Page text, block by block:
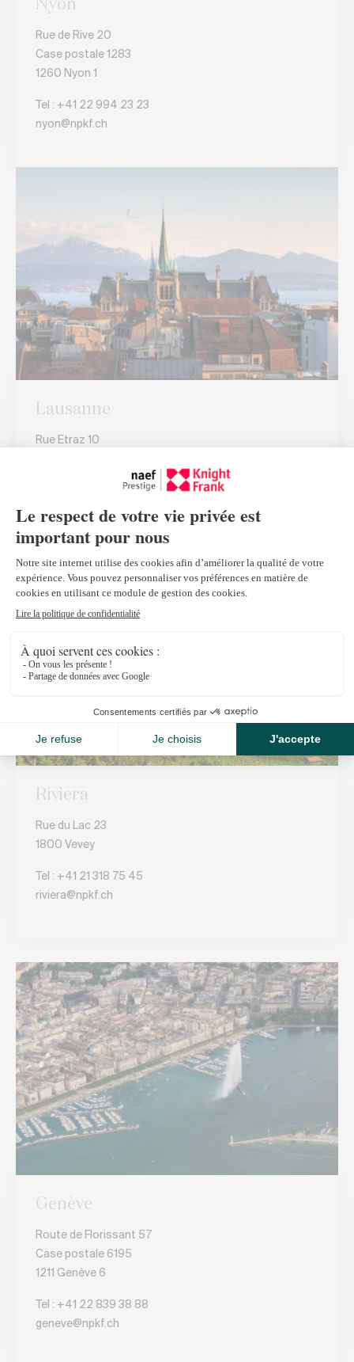
Nyon
Rue de Rive 20
Case postale 1283
1260 Nyon 1
Tel : +41 22 994 23 23
nyon@npkf.ch
Lausanne
Rue Etraz 10
+41 21 318 77 28
lausanne@npkf.ch
Riviera
Rue du Lac 23
1800 Vevey
Tel : +41 21 318 75 45
riviera@npkf.ch
Genève
Route de Florissant 57
Case postale 6195
1211 Genève 6
Tel : +41 22 839 38 88
geneve@npkf.ch